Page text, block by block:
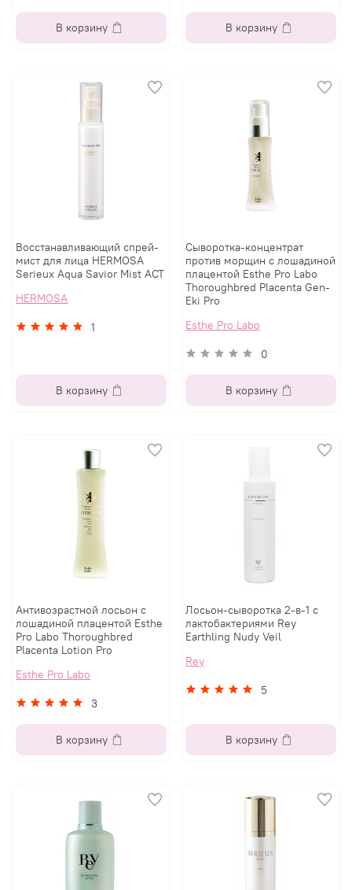
В корзину В корзину
Восстанавливающий спрей-
мист для лица HERMOSA
Serieux Aqua Savior Mist ACT
HERMOSA
1
В корзину
Сыворотка-концентрат
против морщин с лошадиной
плацентой Esthe Pro Labo
Thoroughbred Placenta Gen-
Eki Pro
Esthe Pro Labo
0
В корзину
Антивозрастной лосьон с
лошадиной плацентой Esthe
Pro Labo Thoroughbred
Placenta Lotion Pro
Esthe Pro Labo
3
В корзину
Лосьон-сыворотка 2-в-1 с
лактобактериями Rey
Earthling Nudy Veil
Rey
5
В корзину